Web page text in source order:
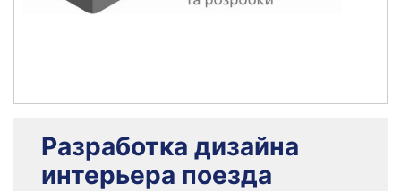
Разработка дизайна
интерьера поезда